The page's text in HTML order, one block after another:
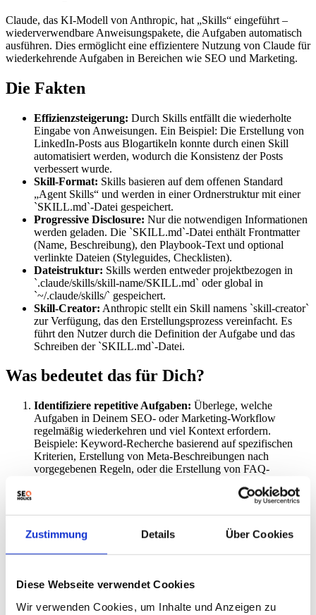
Zustimmung Details Über Cookies
Diese Webseite verwendet Cookies
Wir verwenden Cookies, um Inhalte und Anzeigen zu
Claude, das KI-Modell von Anthropic, hat „Skills“ eingeführt –
wiederverwendbare Anweisungspakete, die Aufgaben automatisch
ausführen. Dies ermöglicht eine effizientere Nutzung von Claude für
wiederkehrende Aufgaben in Bereichen wie SEO und Marketing.
Die Fakten
Effizienzsteigerung: Durch Skills entfällt die wiederholte
Eingabe von Anweisungen. Ein Beispiel: Die Erstellung von
LinkedIn-Posts aus Blogartikeln konnte durch einen Skill
automatisiert werden, wodurch die Konsistenz der Posts
verbessert wurde.
Skill-Format: Skills basieren auf dem offenen Standard
„Agent Skills“ und werden in einer Ordnerstruktur mit einer
`SKILL.md`-Datei gespeichert.
Progressive Disclosure: Nur die notwendigen Informationen
werden geladen. Die `SKILL.md`-Datei enthält Frontmatter
(Name, Beschreibung), den Playbook-Text und optional
verlinkte Dateien (Styleguides, Checklisten).
Dateistruktur: Skills werden entweder projektbezogen in
`.claude/skills/skill-name/SKILL.md` oder global in
`~/.claude/skills/` gespeichert.
Skill-Creator: Anthropic stellt ein Skill namens `skill-creator`
zur Verfügung, das den Erstellungsprozess vereinfacht. Es
führt den Nutzer durch die Definition der Aufgabe und das
Schreiben der `SKILL.md`-Datei.
Was bedeutet das für Dich?
Identifiziere repetitive Aufgaben: Überlege, welche
Aufgaben in Deinem SEO- oder Marketing-Workflow
regelmäßig wiederkehren und viel Kontext erfordern.
Beispiele: Keyword-Recherche basierend auf spezifischen
Kriterien, Erstellung von Meta-Beschreibungen nach
vorgegebenen Regeln, oder die Erstellung von FAQ-
Schreibe die
Beschreibung des Skills so, dass sie die Art und Weise
widerspiegelt, wie Du die Aufgabe natürlich formulieren
würdest. Vermeide Fachjargon und verwende
Erstelle ein detailliertes Playbook:Nutze das Skill-Creator-
Beispiele und Regeln enthält. „Show, don’t tell“ – zeige
Nutze progressive Disclosure:Binde relevante Dokumente